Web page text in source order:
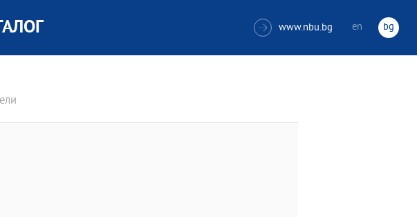
 www.nbu.bg en bg